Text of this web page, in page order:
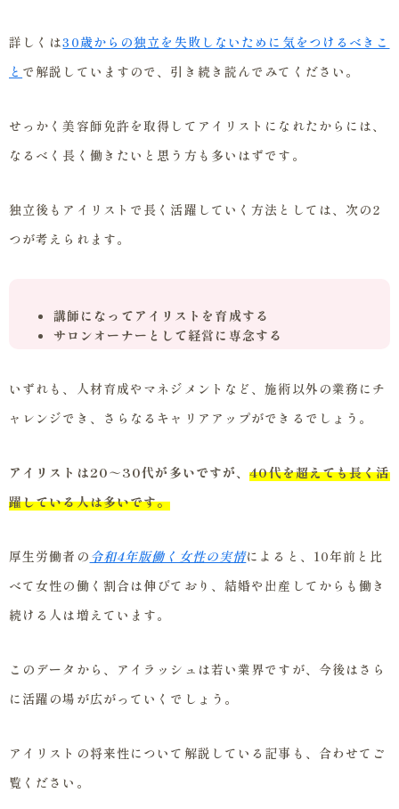
詳しくは30歳からの独立を失敗しないために気をつけるべきこ
と で解説していますので、引き続き読んでみてください。
せっかく美容師免許を取得してアイリストになれたからには、
なるべく長く働きたいと思う方も多いはずです。
独立後もアイリストで長く活躍していく方法としては、次の2
つが考えられます。
講師になってアイリストを育成する
サロンオーナーとして経営に専念する
いずれも、人材育成やマネジメントなど、施術以外の業務にチ
ャレンジでき、さらなるキャリアアップができるでしょう。
アイリストは20～30代が多いですが、40代を超えても長く活
躍している人は多いです。
厚生労働者の 令和4年版働く女性の実情によると、10年前と比
べて女性の働く割合は伸びており、結婚や出産してからも働き
続ける人は増えています。
このデータから、アイラッシュは若い業界ですが、今後はさら
に活躍の場が広がっていくでしょう。
アイリストの将来性について解説している記事も、合わせてご
覧ください。